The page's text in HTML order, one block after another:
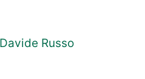
Davide Russo